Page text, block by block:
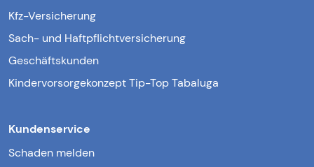
Kfz-Versicherung
Sach- und Haftpflichtversicherung
Geschäftskunden
Kindervorsorgekonzept Tip-Top Tabaluga
Kundenservice
Schaden melden